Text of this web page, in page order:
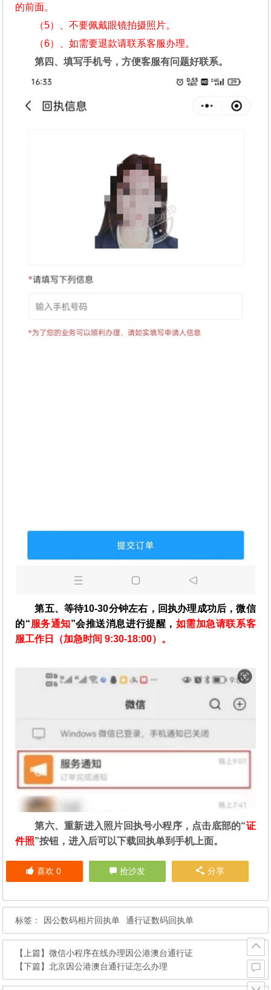
的前面。
（5）、不要佩戴眼镜拍摄照片。
（6）、如需要退款请联系客服办理。
第四、填写手机号，方便客服有问题好联系。
第五、等待10-30分钟左右，回执办理成功后，微信
的“服务通知”会推送消息进行提醒， 如需加急请联系客
服工作日（加急时间 9:30-18:00）。
第六、重新进入照片回执号小程序，点击底部的“证
件照”按钮，进入后可以下载回执单到手机上面。
喜欢 0 抢沙发 分享
标签： 因公数码相片回执单 通行证数码回执单
【上篇】微信小程序在线办理因公港澳台通行证
【下篇】北京因公港澳台通行证怎么办理